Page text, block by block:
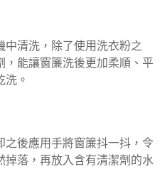
中清洗，除了使用洗衣粉之
，能讓窗簾洗後更​​加柔順、平
洗。
後應用手將窗簾抖一抖，令
掉落，再放入含有清潔劑的水